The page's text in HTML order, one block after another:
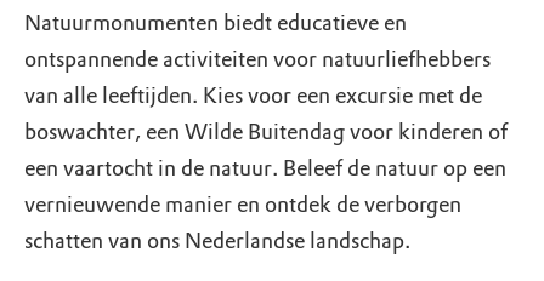
Natuurmonumenten biedt educatieve en
ontspannende activiteiten voor natuurliefhebbers
van alle leeftijden. Kies voor een excursie met de
boswachter, een Wilde Buitendag voor kinderen of
een vaartocht in de natuur. Beleef de natuur op een
vernieuwende manier en ontdek de verborgen
schatten van ons Nederlandse landschap.